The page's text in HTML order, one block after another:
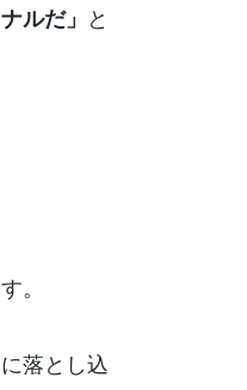
ルだ」 と
。
落とし込